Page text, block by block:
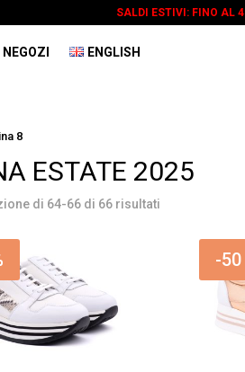
SALDI ESTIVI: FINO AL
NEGOZI ENGLISH
8
ESTATE 2025
di 64-66 di 66 risultati
-50